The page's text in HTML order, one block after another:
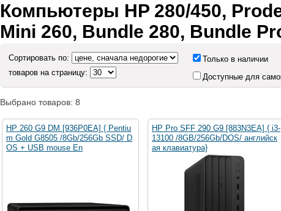
Компьютеры HP 280/450,
Mini 260, Bundle 280, Bundle
Сортировать по:
товаров на страницу:
Только в наличии
Доступные для
Выбрано товаров: 8
HP 260 G9 DM [936P0EA] { Pentiu
m Gold G8505 /8Gb/256Gb SSD/ D
OS + USB mouse En
HP Pro SFF 290 G9 [883N3EA] { i3-
13100 /8GB/256Gb/DOS/ английск
ая клавиатура}